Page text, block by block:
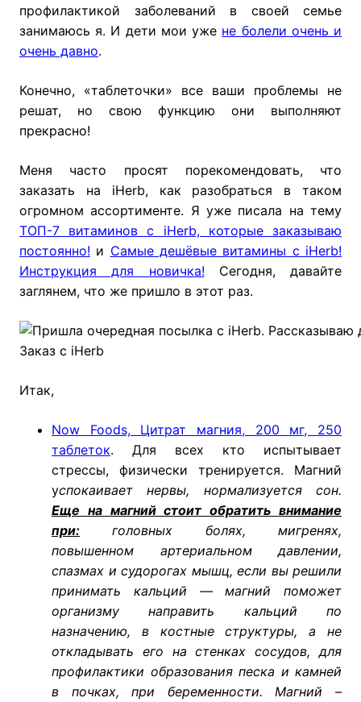
профилактикой заболеваний в своей семье
занимаюсь я. И дети мои уже не болели очень и
очень давно.
Конечно, «таблеточки» все ваши проблемы не
решат, но свою функцию они выполняют
прекрасно!
Меня часто просят порекомендовать, что
заказать на iHerb, как разобраться в таком
огромном ассортименте. Я уже писала на тему
ТОП-7 витаминов с iHerb, которые заказываю
постоянно! и Самые дешёвые витамины с iHerb!
Инструкция для новичка! Сегодня, давайте
заглянем, что же пришло в этот раз.
Заказ с iHerb
Итак,
Now Foods, Цитрат магния, 200 мг, 250
таблеток. Для всех кто испытывает
стрессы, физически тренируется. Магний
успокаивает нервы, нормализуется сон.
Еще на магний стоит обратить внимание
при: головных болях, мигренях,
повышенном артериальном давлении,
спазмах и судорогах мышц, если вы решили
принимать кальций — магний поможет
организму направить кальций по
назначению, в костные структуры, а не
откладывать его на стенках сосудов, для
профилактики образования песка и камней
в почках, при беременности. Магний –